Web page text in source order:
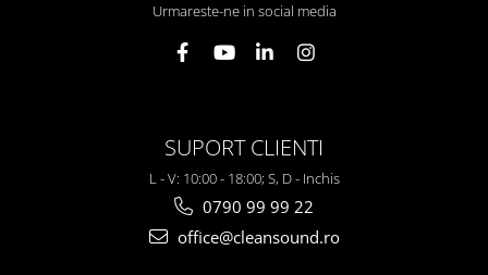
Urmareste-ne in social media
SUPORT CLIENTI
L - V: 10:00 - 18:00; S, D - Inchis
0790 99 99 22
office@cleansound.ro